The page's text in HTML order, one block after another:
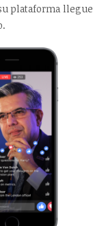
plataforma llegue